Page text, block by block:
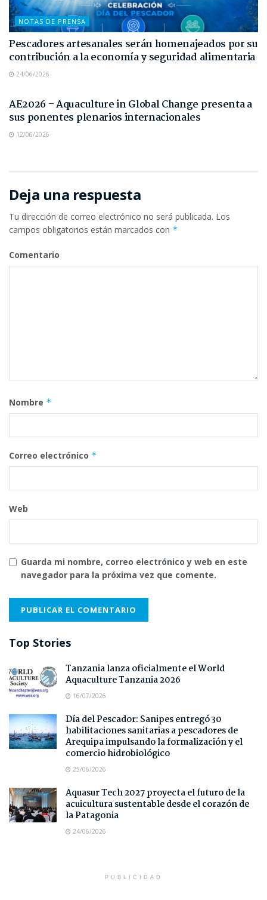
NOTAS DE PRENSA
Pescadores artesanales serán homenajeados por su
contribución a la economía y seguridad alimentaria
24/06/2026
AE2026 – Aquaculture in Global Change presenta a
sus ponentes plenarios internacionales
12/06/2026
Deja una respuesta
Tu dirección de correo electrónico no será publicada. Los
campos obligatorios están marcados con *
Comentario
Nombre *
Correo electrónico *
Web
Guarda mi nombre, correo electrónico y web en este
navegador para la próxima vez que comente.
Top Stories
Tanzania lanza oficialmente el World
Aquaculture Tanzania 2026
16/07/2026
Día del Pescador: Sanipes entregó 30
habilitaciones sanitarias a pescadores de
Arequipa impulsando la formalización y el
comercio hidrobiológico
25/06/2026
Aquasur Tech 2027 proyecta el futuro de la
acuicultura sustentable desde el corazón de
la Patagonia
24/06/2026
PUBLICIDAD